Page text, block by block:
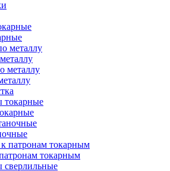
токарным